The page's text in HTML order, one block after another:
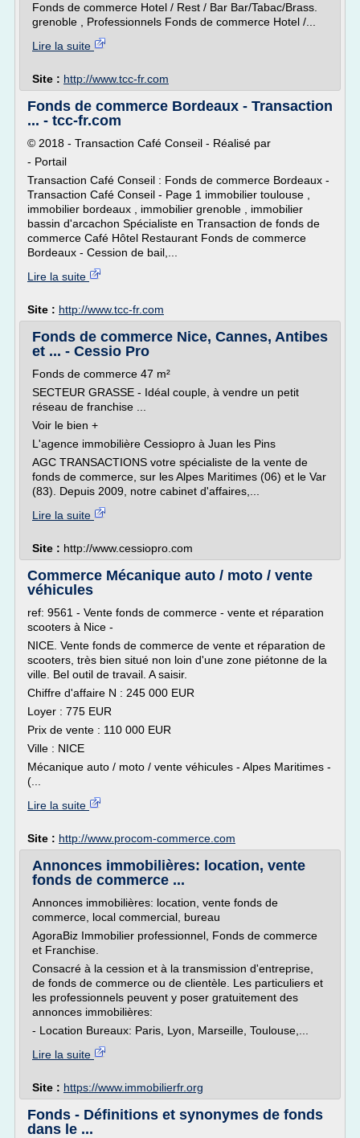
Fonds de commerce Hotel / Rest / Bar Bar/Tabac/Brass.
grenoble , Professionnels Fonds de commerce Hotel /...
Lire la suite
Site : http://www.tcc-fr.com
Fonds de commerce Bordeaux - Transaction
... - tcc-fr.com
© 2018 - Transaction Café Conseil - Réalisé par
- Portail
Transaction Café Conseil : Fonds de commerce Bordeaux -
Transaction Café Conseil - Page 1 immobilier toulouse ,
immobilier bordeaux , immobilier grenoble , immobilier
bassin d'arcachon Spécialiste en Transaction de fonds de
commerce Café Hôtel Restaurant Fonds de commerce
Bordeaux - Cession de bail,...
Lire la suite
Site : http://www.tcc-fr.com
Fonds de commerce Nice, Cannes, Antibes
et ... - Cessio Pro
Fonds de commerce 47 m²
SECTEUR GRASSE - Idéal couple, à vendre un petit
réseau de franchise ...
Voir le bien +
L'agence immobilière Cessiopro à Juan les Pins
AGC TRANSACTIONS votre spécialiste de la vente de
fonds de commerce, sur les Alpes Maritimes (06) et le Var
(83). Depuis 2009, notre cabinet d'affaires,...
Lire la suite
Site : http://www.cessiopro.com
Commerce Mécanique auto / moto / vente
véhicules
ref: 9561 - Vente fonds de commerce - vente et réparation
scooters à Nice -
NICE. Vente fonds de commerce de vente et réparation de
scooters, très bien situé non loin d'une zone piétonne de la
ville. Bel outil de travail. A saisir.
Chiffre d'affaire N : 245 000 EUR
Loyer : 775 EUR
Prix de vente : 110 000 EUR
Ville : NICE
Mécanique auto / moto / vente véhicules - Alpes Maritimes -
(...
Lire la suite
Site : http://www.procom-commerce.com
Annonces immobilières: location, vente
fonds de commerce ...
Annonces immobilières: location, vente fonds de
commerce, local commercial, bureau
AgoraBiz Immobilier professionnel, Fonds de commerce
et Franchise.
Consacré à la cession et à la transmission d'entreprise,
de fonds de commerce ou de clientèle. Les particuliers et
les professionnels peuvent y poser gratuitement des
annonces immobilières:
- Location Bureaux: Paris, Lyon, Marseille, Toulouse,...
Lire la suite
Site : https://www.immobilierfr.org
Fonds - Définitions et synonymes de fonds
dans le ...